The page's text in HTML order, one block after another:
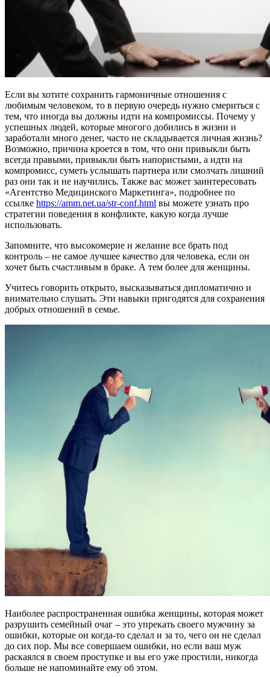
Если вы хотите сохранить гармоничные отношения с
любимым человеком, то в первую очередь нужно смериться с
тем, что иногда вы должны идти на компромиссы. Почему у
успешных людей, которые многого добились в жизни и
заработали много денег, часто не складывается личная жизнь?
Возможно, причина кроется в том, что они привыкли быть
всегда правыми, привыкли быть напористыми, а идти на
компромисс, суметь услышать партнера или смолчать лишний
раз они так и не научились. Также вас может заинтересовать
«Агентство Медицинского Маркетинга», подробнее по
ссылке https://amm.net.ua/str-conf.html вы можете узнать про
стратегии поведения в конфликте, какую когда лучше
использовать.
Запомните, что высокомерие и желание все брать под
контроль – не самое лучшее качество для человека, если он
хочет быть счастливым в браке. А тем более для женщины.
Учитесь говорить открыто, высказываться дипломатично и
внимательно слушать. Эти навыки пригодятся для сохранения
добрых отношений в семье.
Наиболее распространенная ошибка женщины, которая может
разрушить семейный очаг – это упрекать своего мужчину за
ошибки, которые он когда-то сделал и за то, чего он не сделал
до сих пор. Мы все совершаем ошибки, но если ваш муж
раскаялся в своем проступке и вы его уже простили, никогда
больше не напоминайте ему об этом.